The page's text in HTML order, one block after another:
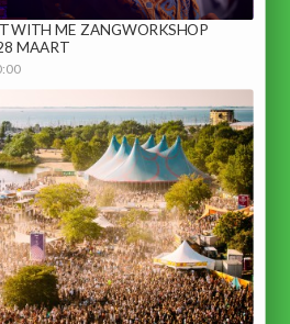
WITH ME ZANGWORKSHOP
MAART